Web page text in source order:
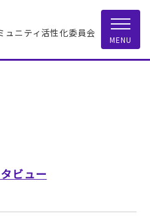
ュニティ活性化委員会
MENU
ビュー